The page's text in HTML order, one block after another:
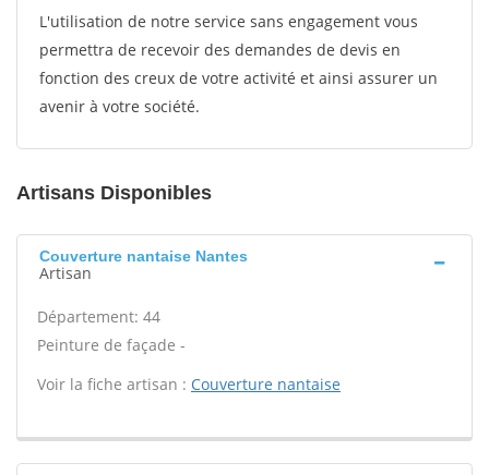
L'utilisation de notre service sans engagement vous
permettra de recevoir des demandes de devis en
fonction des creux de votre activité et ainsi assurer un
avenir à votre société.
Artisans Disponibles
Couverture nantaise Nantes
Artisan
Département: 44
Peinture de façade -
Voir la fiche artisan : Couverture nantaise